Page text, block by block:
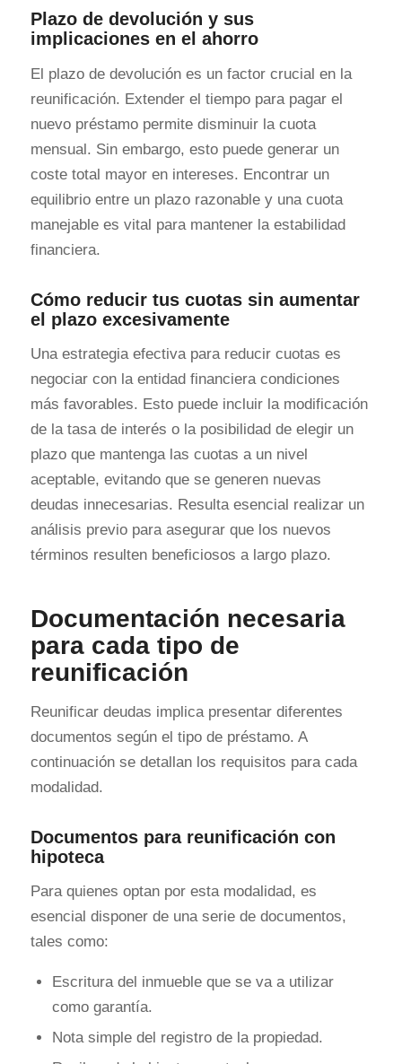
Plazo de devolución y sus
implicaciones en el ahorro
El plazo de devolución es un factor crucial en la
reunificación. Extender el tiempo para pagar el
nuevo préstamo permite disminuir la cuota
mensual. Sin embargo, esto puede generar un
coste total mayor en intereses. Encontrar un
equilibrio entre un plazo razonable y una cuota
manejable es vital para mantener la estabilidad
financiera.
Cómo reducir tus cuotas sin aumentar
el plazo excesivamente
Una estrategia efectiva para reducir cuotas es
negociar con la entidad financiera condiciones
más favorables. Esto puede incluir la modificación
de la tasa de interés o la posibilidad de elegir un
plazo que mantenga las cuotas a un nivel
aceptable, evitando que se generen nuevas
deudas innecesarias. Resulta esencial realizar un
análisis previo para asegurar que los nuevos
términos resulten beneficiosos a largo plazo.
Documentación necesaria
para cada tipo de
reunificación
Reunificar deudas implica presentar diferentes
documentos según el tipo de préstamo. A
continuación se detallan los requisitos para cada
modalidad.
Documentos para reunificación con
hipoteca
Para quienes optan por esta modalidad, es
esencial disponer de una serie de documentos,
tales como:
Escritura del inmueble que se va a utilizar
como garantía.
Nota simple del registro de la propiedad.